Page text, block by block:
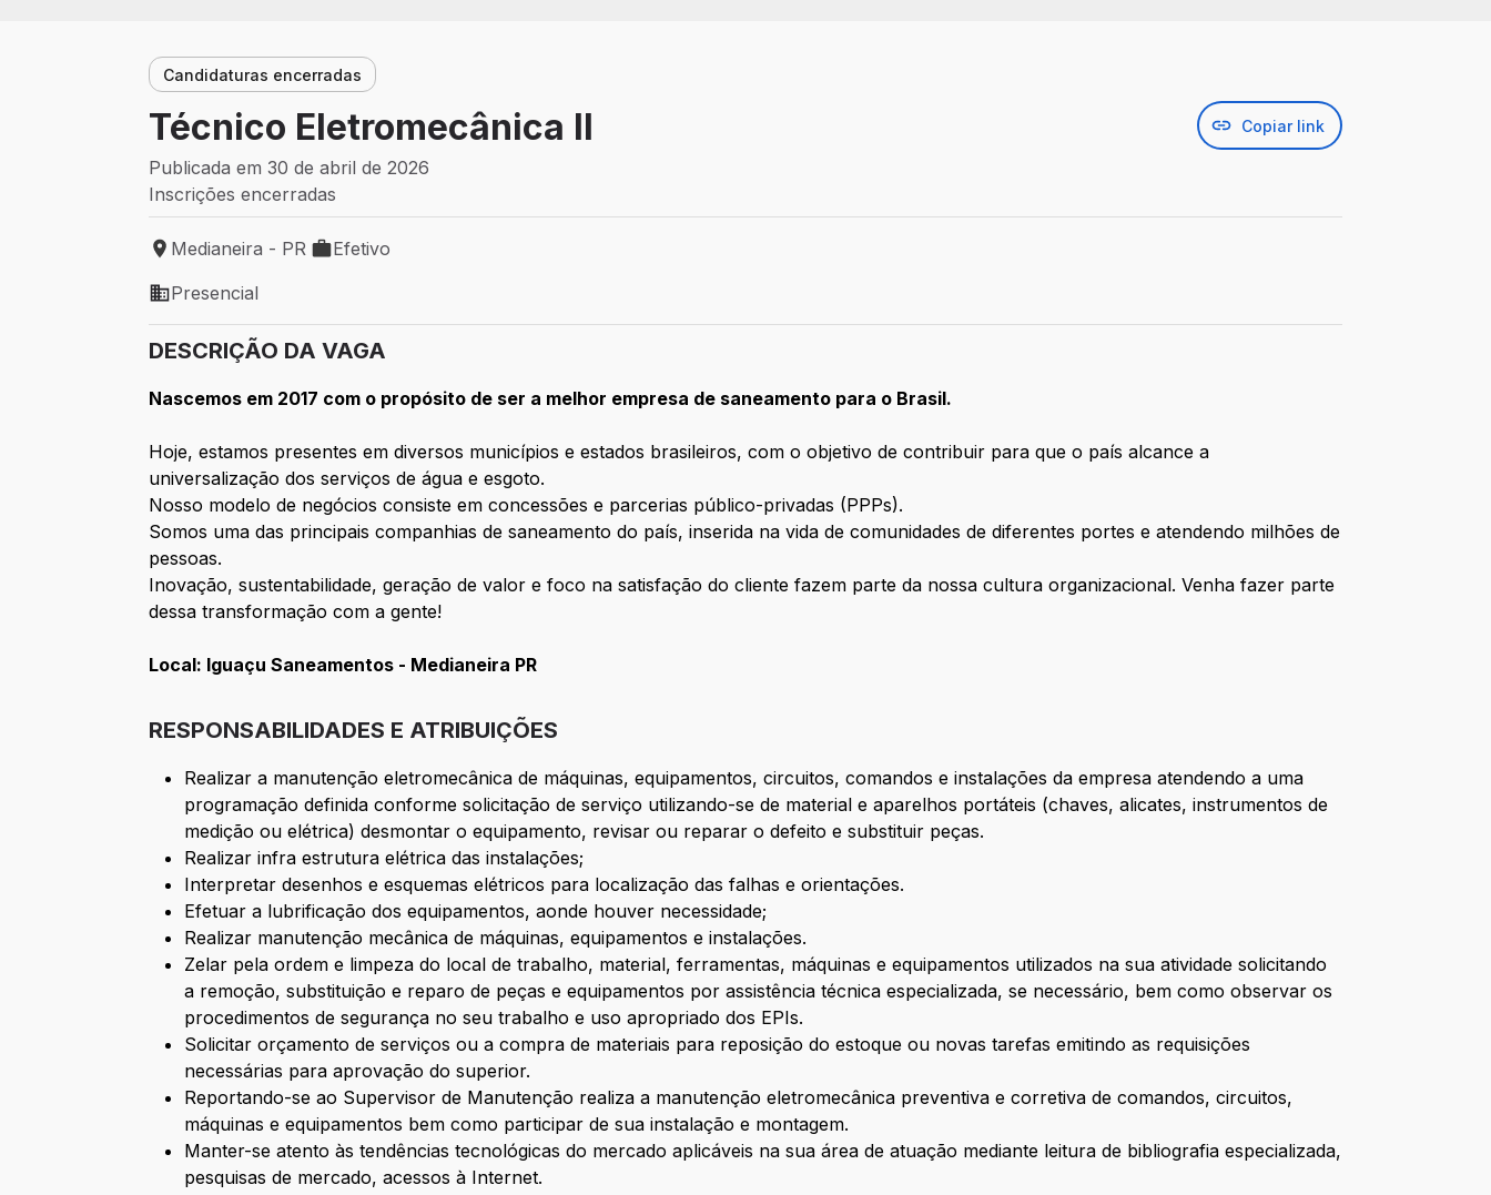
Candidaturas encerradas
Técnico Eletromecânica II Copiar link
Publicada em 30 de abril de 2026
Inscrições encerradas
Local de trabalho: Medianeira - PR
Medianeira - PR
Tipo de vaga: Efetivo
Efetivo
Modelo de trabalho: Presencial
Presencial
DESCRIÇÃO DA VAGA
Nascemos em 2017 com o propósito de ser a melhor empresa de saneamento para o Brasil.
Hoje, estamos presentes em diversos municípios e estados brasileiros, com o objetivo de contribuir para que o país alcance a
universalização dos serviços de água e esgoto.
Nosso modelo de negócios consiste em concessões e parcerias público-privadas (PPPs).
Somos uma das principais companhias de saneamento do país, inserida na vida de comunidades de diferentes portes e atendendo milhões de
pessoas.
Inovação, sustentabilidade, geração de valor e foco na satisfação do cliente fazem parte da nossa cultura organizacional. Venha fazer parte
dessa transformação com a gente!
Local: Iguaçu Saneamentos - Medianeira PR
RESPONSABILIDADES E ATRIBUIÇÕES
Realizar a manutenção eletromecânica de máquinas, equipamentos, circuitos, comandos e instalações da empresa atendendo a uma
programação definida conforme solicitação de serviço utilizando-se de material e aparelhos portáteis (chaves, alicates, instrumentos de
medição ou elétrica) desmontar o equipamento, revisar ou reparar o defeito e substituir peças.
Realizar infra estrutura elétrica das instalações;
Interpretar desenhos e esquemas elétricos para localização das falhas e orientações.
Efetuar a lubrificação dos equipamentos, aonde houver necessidade;
Realizar manutenção mecânica de máquinas, equipamentos e instalações.
Zelar pela ordem e limpeza do local de trabalho, material, ferramentas, máquinas e equipamentos utilizados na sua atividade solicitando
a remoção, substituição e reparo de peças e equipamentos por assistência técnica especializada, se necessário, bem como observar os
procedimentos de segurança no seu trabalho e uso apropriado dos EPIs.
Solicitar orçamento de serviços ou a compra de materiais para reposição do estoque ou novas tarefas emitindo as requisições
necessárias para aprovação do superior.
Reportando-se ao Supervisor de Manutenção realiza a manutenção eletromecânica preventiva e corretiva de comandos, circuitos,
máquinas e equipamentos bem como participar de sua instalação e montagem.
Manter-se atento às tendências tecnológicas do mercado aplicáveis na sua área de atuação mediante leitura de bibliografia especializada,
pesquisas de mercado, acessos à Internet.